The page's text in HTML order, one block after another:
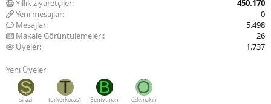
Yıllık ziyaretçiler
450.170
Yeni mesajlar
0
Mesajlar
5.498
Makale Görüntülemeleri
26
Üyeler
1.737
Yeni Üyeler
Ş
şirazi
T
turkerkocas1
B
Bentytman
Ö
özlemakın